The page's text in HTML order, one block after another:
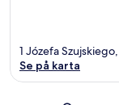
1 Józefa
Se på karta